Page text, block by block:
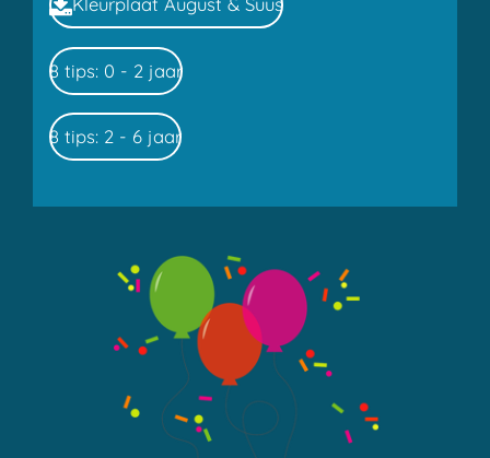
8 tips: 0 - 2 jaar
8 tips: 2 - 6 jaar